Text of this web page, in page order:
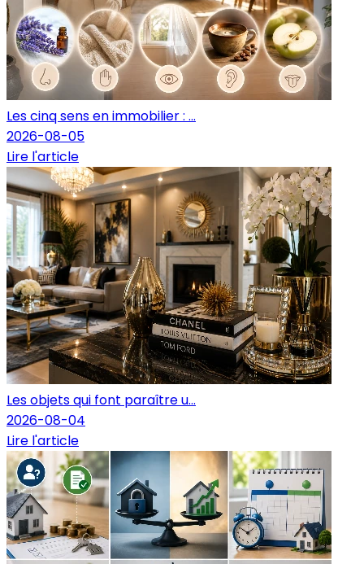
Les cinq sens en immobilier : ...
2026-08-05
Lire l'article
Les objets qui font paraître u...
2026-08-04
Lire l'article